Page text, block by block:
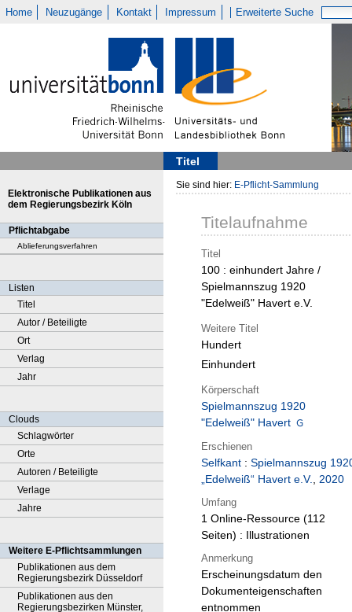
Home Neuzugänge Kontakt Impressum Erweiterte Suche
Titel
Elektronische Publikationen aus
dem Regierungsbezirk Köln
Pflichtabgabe
Ablieferungsverfahren
Listen
Titel
Autor / Beteiligte
Ort
Verlag
Jahr
Clouds
Schlagwörter
Orte
Autoren / Beteiligte
Verlage
Jahre
Weitere E-Pflichtsammlungen
Publikationen aus dem
Regierungsbezirk Düsseldorf
Publikationen aus den
Regierungsbezirken Münster,
Sie sind hier: E-Pflicht-Sammlung
Titelaufnahme
Titel
100 : einhundert Jahre /
Spielmannszug 1920
"Edelweiß" Havert e.V.
Weitere Titel
Hundert
Einhundert
Körperschaft
Spielmannszug 1920
"Edelweiß" Havert
Erschienen
Selfkant : Spielmannszug
„Edelweiß“ Havert e.V., 2020
Umfang
1 Online-Ressource (112
Seiten) : Illustrationen
Anmerkung
Erscheinungsdatum den
Dokumenteigenschaften
entnommen